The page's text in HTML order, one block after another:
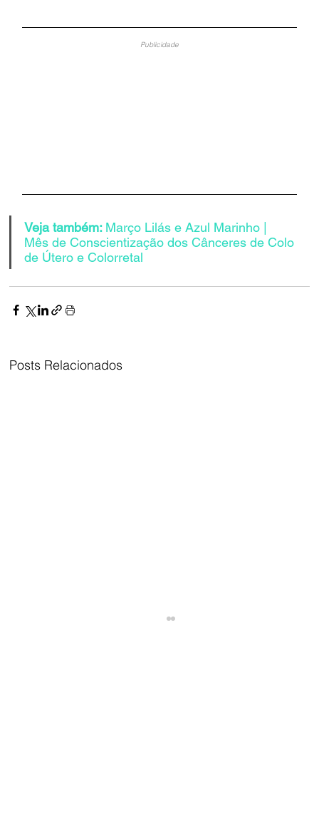
Publicidade
Veja também: Março Lilás e Azul Marinho |
Mês de Conscientização dos Cânceres de Colo
de Útero e Colorretal
Posts Relacionados